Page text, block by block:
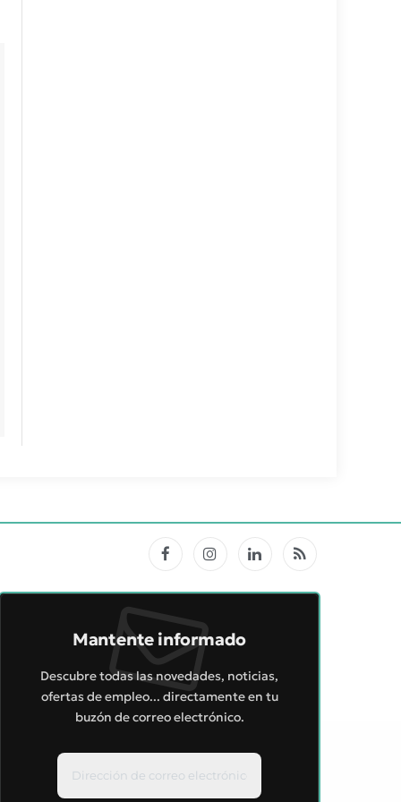
FacebookInstagramLinkedInRSS
Mantente informado
Descubre todas las novedades, noticias,
ofertas de empleo... directamente en tu
buzón de correo electrónico.